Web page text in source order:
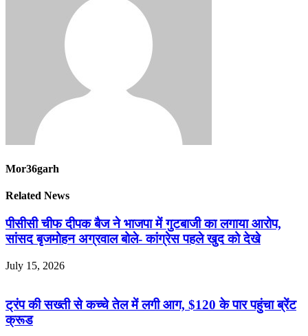
Mor36garh
Related News
पीसीसी चीफ दीपक बैज ने भाजपा में गुटबाजी का लगाया आरोप,
सांसद बृजमोहन अग्रवाल बोले- कांग्रेस पहले खुद को देखे
July 15, 2026
ट्रंप की सख्ती से कच्चे तेल में लगी आग, $120 के पार पहुंचा ब्रेंट
क्रूड